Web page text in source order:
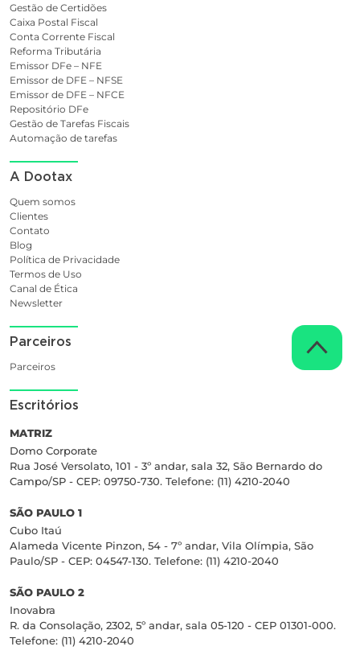
Gestão de Certidões
Caixa Postal Fiscal
Conta Corrente Fiscal
Reforma Tributária
Emissor DFe – NFE
Emissor de DFE – NFSE
Emissor de DFE – NFCE
Repositório DFe
Gestão de Tarefas Fiscais
Automação de tarefas
A Dootax
Quem somos
Clientes
Contato
Blog
Política de Privacidade
Termos de Uso
Canal de Ética
Newsletter
Parceiros
Parceiros
Escritórios
MATRIZ
Domo Corporate
Rua José Versolato, 101 - 3º andar, sala 32, São Bernardo do
Campo/SP - CEP: 09750-730. Telefone: (11) 4210-2040
SÃO PAULO 1
Cubo Itaú
Alameda Vicente Pinzon, 54 - 7º andar, Vila Olímpia, São
Paulo/SP - CEP: 04547-130. Telefone: (11) 4210-2040
SÃO PAULO 2
Inovabra
R. da Consolação, 2302, 5º andar, sala 05-120 - CEP 01301-000.
Telefone: (11) 4210-2040